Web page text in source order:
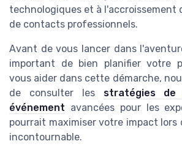
technologiques et à l'accroissement
de contacts professionnels.
Avant de vous lancer dans
important de bien planifier votre
vous aider dans cette démarche,
de consulter les stratégies de
événement avancées pour les
pourrait maximiser votre impact lors
incontournable.